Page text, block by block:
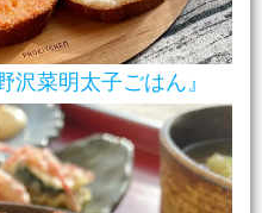
菜明太子ごはん』